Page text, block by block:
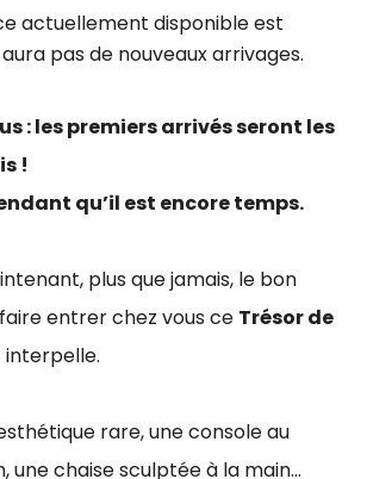
actuellement disponible est
aura pas de nouveaux arrivages.
: les premiers arrivés seront les
!
qu’il est encore temps.
plus que jamais, le bon
entrer chez vous ce Trésor de
interpelle.
rare, une console au
une chaise sculptée à la main…